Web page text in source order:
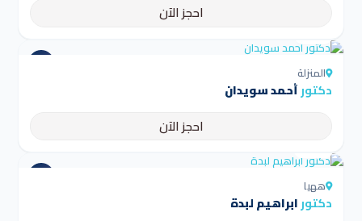
احجز الآن
المنزلة
دكتورأحمد سويدان
احجز الآن
ههيا
دكتورابراهيم لبدة